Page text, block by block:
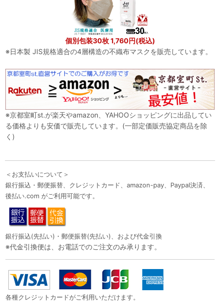
個別包装30枚 1,760円(税込)
※日本製 JIS規格適合の4層構造の不織布マスクを販売しています。
※京都室町st.が楽天やamazon、YAHOOショッピングに出品してい
る価格よりも安価で販売しています。(一部定価販売協定商品を除
く)
＜お支払いについて＞
銀行振込・郵便振替、クレジットカード、amazon-pay、Paypal決済、
後払い.com がご利用可能です。
銀行振込(先払い)・郵便振替(先払い)、および代金引換
※代金引換便は、お電話でのご注文のみ承ります。
各種クレジットカードがご利用いただけます。